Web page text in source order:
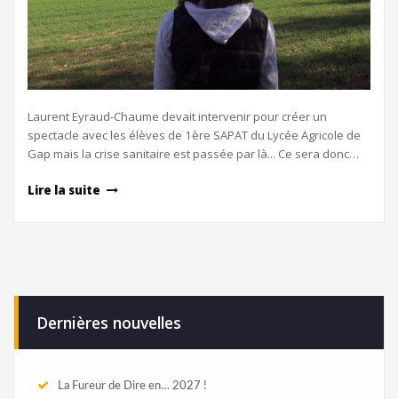
Laurent Eyraud-Chaume devait intervenir pour créer un
spectacle avec les élèves de 1ère SAPAT du Lycée Agricole de
Gap mais la crise sanitaire est passée par là... Ce sera donc…
Lire la suite
Dernières nouvelles
La Fureur de Dire en… 2027 !